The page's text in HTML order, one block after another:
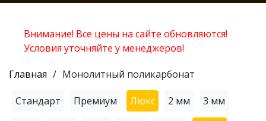
Внимание! Все цены на сайте обновляются!
Условия уточняйте у менеджеров!
Главная
Монолитный поликарбонат
Стандарт Премиум Люкс 2 мм 3 мм